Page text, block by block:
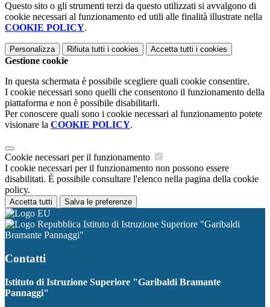
Questo sito o gli strumenti terzi da questo utilizzati si avvalgono di
cookie necessari al funzionamento ed utili alle finalità illustrate nella
COOKIE POLICY.
Personalizza Rifiuta tutti i cookies Accetta tutti i cookies
Gestione cookie
In questa schermata è possibile scegliere quali cookie consentire.
I cookie necessari sono quelli che consentono il funzionamento della
piattaforma e non è possibile disabilitarli.
Per conoscere quali sono i cookie necessari al funzionamento potete
visionare la COOKIE POLICY.
Cookie necessari per il funzionamento
I cookie necessari per il funzionamento non possono essere
disabilitati. È possibile consultare l'elenco nella pagina della cookie
policy.
Accetta tutti Salva le preferenze
Istituto di Istruzione Superiore "Garibaldi
Bramante Pannaggi"
Contatti
Istituto di Istruzione Superiore "Garibaldi Bramante
Pannaggi"